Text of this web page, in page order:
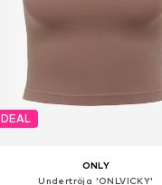
DEAL
ONLY
Undertröja 'ONLVICKY'